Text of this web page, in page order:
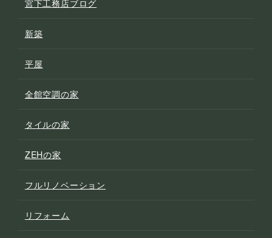
宮下工務店ブログ
新築
平屋
全館空調の家
タイルの家
ZEHの家
フルリノベーション
リフォーム